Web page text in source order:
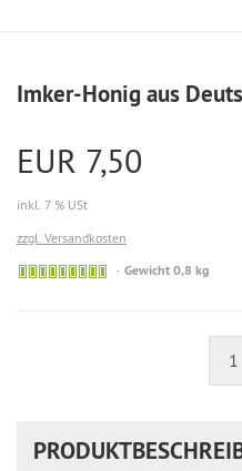
Imker-Honig aus
EUR 7,50
inkl. 7 % USt
zzgl. Versandkosten
Gewicht 0,8 kg
1